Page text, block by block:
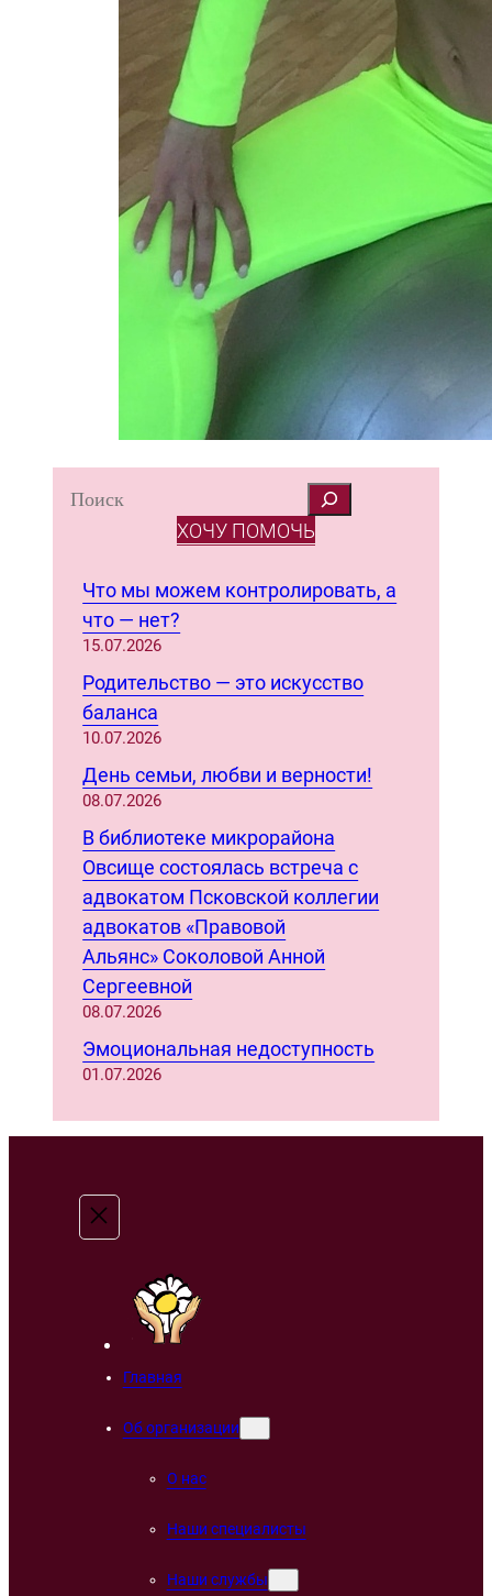
S
ХОЧУ ПОМОЧЬ
Что мы можем контролировать, а
что — нет?
15.07.2026
Родительство — это искусство
баланса
10.07.2026
День семьи, любви и верности!
08.07.2026
В библиотеке микрорайона
Овсище состоялась встреча с
адвокатом Псковской коллегии
адвокатов «Правовой
Альянс» Соколовой Анной
Сергеевной
08.07.2026
Эмоциональная недоступность
01.07.2026
Главная
Об организации
О нас
Наши специалисты
Наши службы